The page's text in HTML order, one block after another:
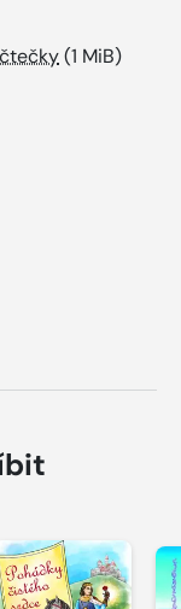
(1 MiB)